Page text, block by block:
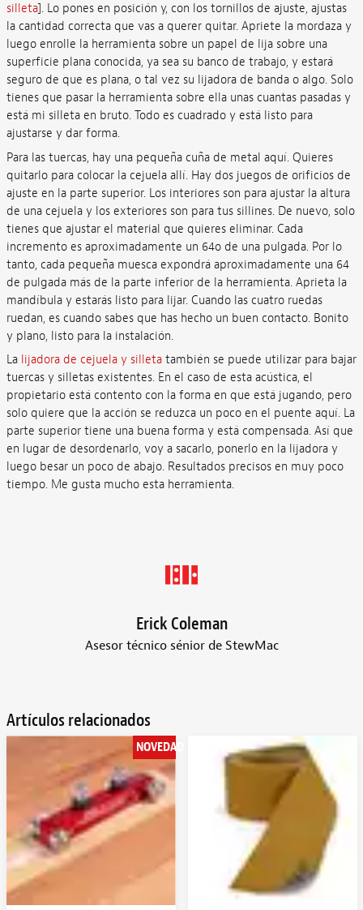
silleta]. Lo pones en posición y, con los tornillos de ajuste, ajustas
la cantidad correcta que vas a querer quitar. Apriete la mordaza y
luego enrolle la herramienta sobre un papel de lija sobre una
superficie plana conocida, ya sea su banco de trabajo, y estará
seguro de que es plana, o tal vez su lijadora de banda o algo. Solo
tienes que pasar la herramienta sobre ella unas cuantas pasadas y
está mi silleta en bruto. Todo es cuadrado y está listo para
ajustarse y dar forma.
Para las tuercas, hay una pequeña cuña de metal aquí. Quieres
quitarlo para colocar la cejuela allí. Hay dos juegos de orificios de
ajuste en la parte superior. Los interiores son para ajustar la altura
de una cejuela y los exteriores son para tus sillines. De nuevo, solo
tienes que ajustar el material que quieres eliminar. Cada
incremento es aproximadamente un 64o de una pulgada. Por lo
tanto, cada pequeña muesca expondrá aproximadamente una 64
de pulgada más de la parte inferior de la herramienta. Aprieta la
mandíbula y estarás listo para lijar. Cuando las cuatro ruedas
ruedan, es cuando sabes que has hecho un buen contacto. Bonito
y plano, listo para la instalación.
La lijadora de cejuela y silleta también se puede utilizar para bajar
tuercas y silletas existentes. En el caso de esta acústica, el
propietario está contento con la forma en que está jugando, pero
solo quiere que la acción se reduzca un poco en el puente aquí. La
parte superior tiene una buena forma y está compensada. Así que
en lugar de desordenarlo, voy a sacarlo, ponerlo en la lijadora y
luego besar un poco de abajo. Resultados precisos en muy poco
tiempo. Me gusta mucho esta herramienta.
Erick Coleman
Asesor técnico sénior de StewMac
Artículos relacionados
NOVEDAD